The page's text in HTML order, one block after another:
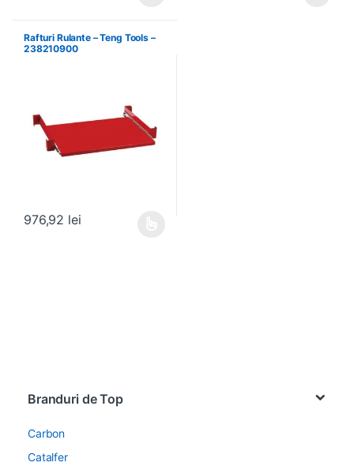
Rafturi Rulante – Teng Tools –
238210900
976,92 lei
Branduri de Top
Carbon
Catalfer